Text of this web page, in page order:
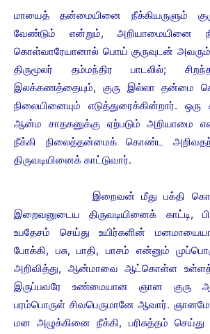
மாயைத் தன்மையினை நீக்கியருளும்
வேண்டும் என்றும், அறியாமையினை
கொள்வாரேயானால் பொய் குருவுடன் அவரும்
திருமூலர் தம்மந்திர பாடலில்;
இலக்கணத்தையும், குரு இல்லா தன்மை
நிலையினையும் எடுத்துரைக்கின்றார். ஒரு
ஆன்ம சாதகனுக்கு ஏற்படும் அறியாமை
நீக்கி நிலைத்தன்மைக் கொண்ட
திருவடியினைக் காட்டுவார்.
இறைவன் மீது பக்தி
இறைவனுடைய திருவடியினைக் காட்டி,
உபதேசம் செய்து உயிர்களின்
போக்கி, பசு, பாதி, பாசம் என்னும்
அறிவித்து, ஆன்மாவை ஆட்கொள்ள
இருப்பவரே உண்மையான ஞான குரு
பரம்பொருள் சிவபெருமானே ஆவார். ஞானமே
மன அழுக்கினை நீக்கி, பரிசுத்தம்